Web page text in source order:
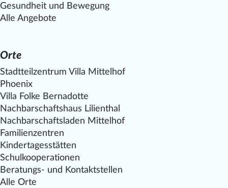
Gesundheit und Bewegung
Alle Angebote
Orte
Stadtteilzentrum Villa Mittelhof
Phoenix
Villa Folke Bernadotte
Nachbarschaftshaus Lilienthal
Nachbarschaftsladen Mittelhof
Familienzentren
Kindertagesstätten
Schulkooperationen
Beratungs- und Kontaktstellen
Alle Orte